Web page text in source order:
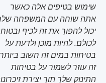
שימוש בטיפים אלה כאשר
אתה שוחה עם המשפחה שלך
יכול להפוך את זה לכיף ובטוח
לכולם. להיות מוכן ולדעת על
בטיחות במים זה חשוב ביותר.
זה עוזר לשמור על בטיחות
התינוק שלך תוך יצירת זיכרונות